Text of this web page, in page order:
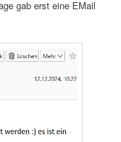
gab erst eine EMail